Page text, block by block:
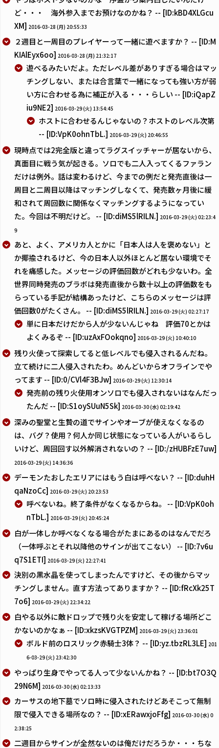
ど・・・ 海外参入までお預けなのかね？ -- [ID:kBD4XLGcu
XM] 2016-03-28 (月) 20:55:33
２週目と一周目のプレイヤーって一緒に遊べますか？ -- [ID:M
KIAlEyx6oo] 2016-03-28 (月) 21:32:17
遊べるみたいだよ。ただレベル差がありすぎる場合はマッ
チングしない、または合言葉で一緒になっても強い方が弱
い方に合わせる為に補正が入る・・・らしい -- [ID:iQapZ
iu9NE2] 2016-03-29 (火) 13:54:45
ホストに合わせるんじゃないの？ホストのレベル次第
-- [ID:VpK0ohnTbL.] 2016-03-29 (火) 20:46:55
現時点では2完全版と違ってラグスイッチャーが居ないから、
真面目に戦う気が起きる。ソロでも二人入ってくるファラン
だけは例外。話は変わるけど、今までの例だと発売直後は一
周目と二周目以降はマッチングしなくて、発売数ヶ月後に緩
和されて周回数に関係なくマッチングするようになってい
た。今回は不明だけど。 -- [ID:diMS5lRILN.] 2016-03-29 (火) 02:23:4
9
あと、よく、アメリカ人とかに「日本人は人を褒めない」と
か揶揄されるけど、今の日本人以外ほとんど居ない環境でそ
れを痛感した。メッセージの評価回数がどれも少ないわ。全
世界同時発売のブラボは発売直後から数十以上の評価数をも
らっている手記が結構あったけど、こちらのメッセージは評
価回数0がたくさん。 -- [ID:diMS5lRILN.] 2016-03-29 (火) 02:27:17
単に日本だけだから人が少ないんじゃね 評価70とかは
よくみるぞ -- [ID:uzAxFOokqno] 2016-03-29 (火) 10:40:10
残り火使って探索してると低レベルでも侵入されるんだね。
立て続けに二人侵入されたわ。めんどいからオフラインでや
ってます -- [ID:0/CVl4F3BJw] 2016-03-29 (火) 12:30:14
発売前の残り火使用オンソロでも侵入されないはなんだっ
たんだ -- [ID:S1oySUuN5Sk] 2016-03-30 (水) 02:19:42
深みの聖堂と生贄の道でサインやオーブが使えなくなるの
は、バグ？使用？何人か同じ状態になっている人がいるらし
いけど、周回回す以外解消されないの？ -- [ID:/zHUBFzE7uw]
2016-03-29 (火) 14:36:36
デーモンたおしたエリアにはもう白は呼べない？ -- [ID:duhH
qaNzoCc] 2016-03-29 (火) 20:23:53
呼べないね。終了条件がなくなるからね。 -- [ID:VpK0oh
nTbL.] 2016-03-29 (火) 20:45:24
白が一体しか呼べなくなる場合がたまにあるのはなんでだろ
（一体呼ぶとそれ以降他のサインが出てこない） -- [ID:7v6u
q7S1ETI] 2016-03-29 (火) 22:27:41
決別の黒水晶を使ってしまったんですけど、その後からマッ
チングしません。直す方法ってありますか？ -- [ID:fRcXk25T
7o6] 2016-03-29 (火) 22:34:22
白やる以外に敵ドロップで残り火を安定して稼げる場所どこ
かないのかなぁ -- [ID:xkzsKVGTPZM] 2016-03-29 (火) 23:36:01
ボルド前のロスリック赤騎士3体？ -- [ID:yz.tbzRL3LE] 201
6-03-29 (火) 23:42:30
やっぱり生身でやってる人って少ないんかね？ -- [ID:bt7O3Q
29N6M] 2016-03-30 (水) 02:13:33
カーサスの地下墓でソロ時に侵入されたけどあそこって無制
限で侵入できる場所なの？ -- [ID:xERawxjoFfg] 2016-03-30 (水) 0
2:38:25
二週目からサインが全然ないのは俺だけだろうか・・・ちな